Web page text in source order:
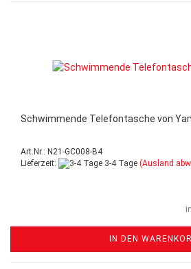
Schwimmende Telefontasche von
Art.Nr.: N21-GC008-B4
Lieferzeit:
3-4 Tage (Ausland
IN DEN